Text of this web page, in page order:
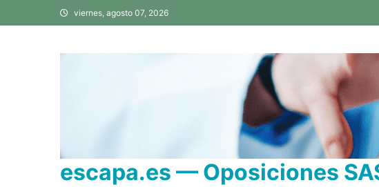
al
viernes, agosto 07, 2026
escapa.es — Oposiciones